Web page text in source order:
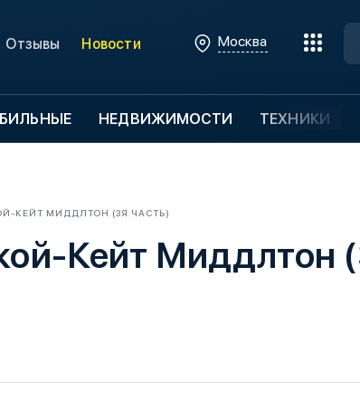
Отзывы Новости Москва
НЕДВИЖИМОСТИ ТЕХНИКИ
КЕЙТ МИДДЛТОН (3Я ЧАСТЬ)
Кейт Миддлтон